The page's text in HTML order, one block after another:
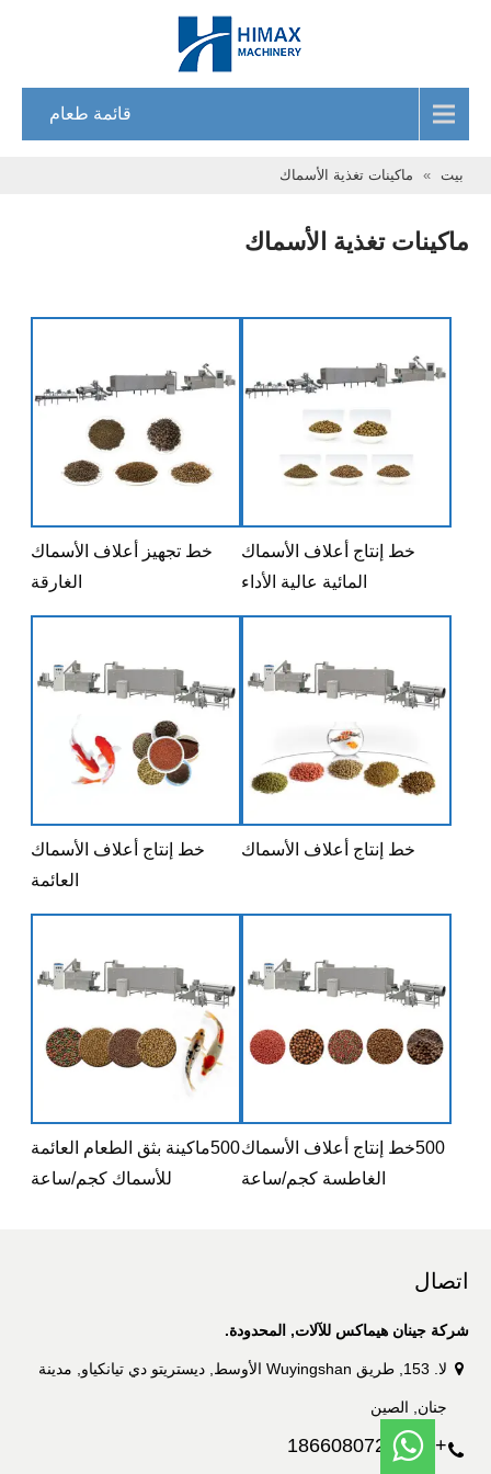
قائمة طعام
بيت » ماكينات تغذية الأسماك
ماكينات تغذية الأسماك
خط إنتاج أعلاف الأسماك
المائية عالية الأداء
خط تجهيز أعلاف الأسماك
الغارقة
خط إنتاج أعلاف الأسماك
خط إنتاج أعلاف الأسماك
العائمة
500خط إنتاج أعلاف الأسماك
الغاطسة كجم/ساعة
500ماكينة بثق الطعام العائمة
للأسماك كجم/ساعة
اتصال
شركة جينان هيماكس للآلات, المحدودة.
لا. 153, طريق Wuyingshan الأوسط, ديستريتو دي تيانكياو, مدينة
جنان, الصين
+86 18660807276